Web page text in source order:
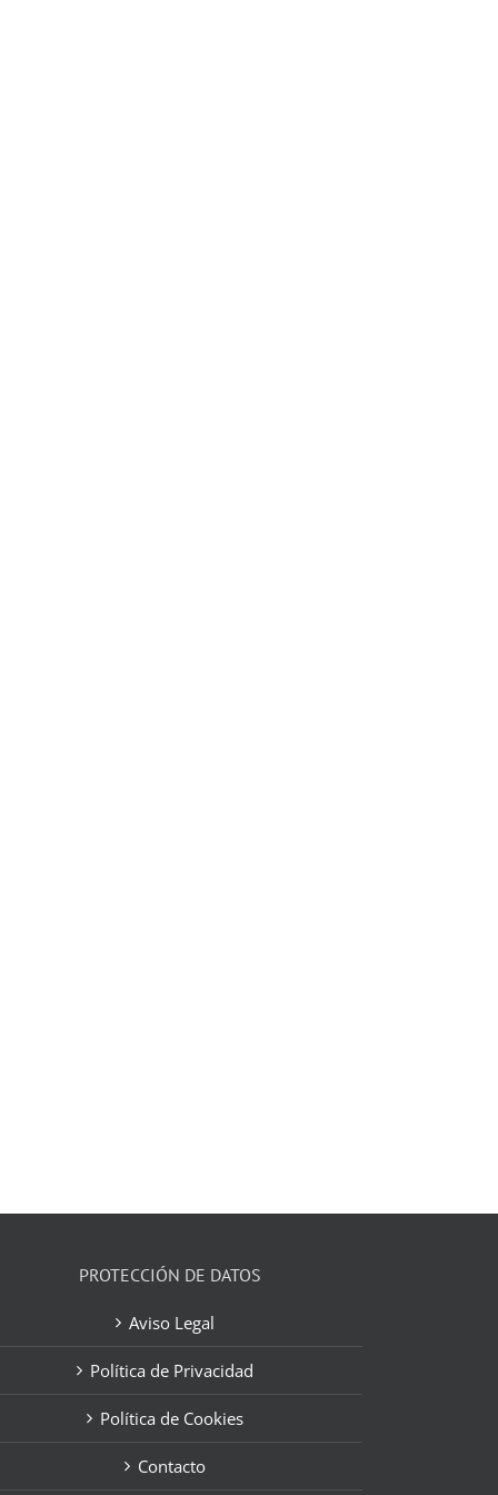
PROTECCIÓN DE DATOS
Aviso Legal
Política de Privacidad
Política de Cookies
Contacto